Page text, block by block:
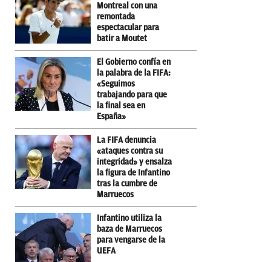
Montreal con una
remontada
espectacular para
batir a Moutet
El Gobierno confía en
la palabra de la FIFA:
«Seguimos
trabajando para que
la final sea en
España»
La FIFA denuncia
«ataques contra su
integridad» y ensalza
la figura de Infantino
tras la cumbre de
Marruecos
Infantino utiliza la
baza de Marruecos
para vengarse de la
UEFA